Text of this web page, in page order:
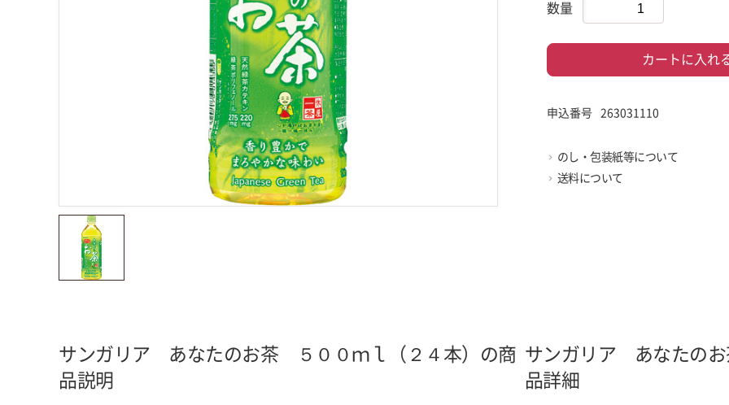
数量
カートに入れ
申込番号 263031110
のし・包装紙等について
送料について
サンガリア あなたのお茶 ５００ｍｌ（２４本）の商
品説明
サンガリア あなたの
品詳細